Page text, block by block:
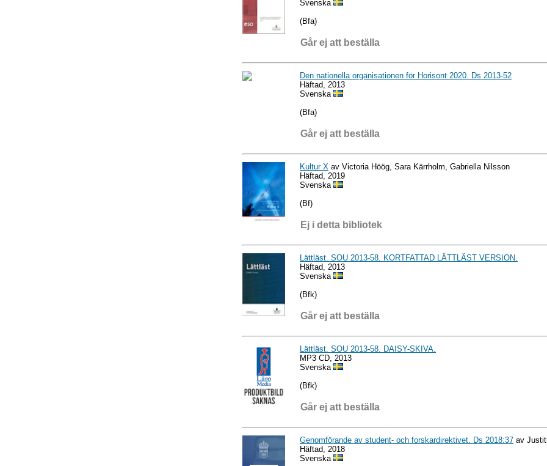
Svenska
(Bfa)
Går ej att beställa
Den nationella organisationen för Horisont 2020. Ds 2013-52
Häftad, 2013
Svenska
(Bfa)
Går ej att beställa
Kultur X av Victoria Höög, Sara Kärrholm, Gabriella Nilsson
Häftad, 2019
Svenska
(Bf)
Ej i detta bibliotek
Lättläst. SOU 2013-58. KORTFATTAD LÄTTLÄST VERSION.
Häftad, 2013
Svenska
(Bfk)
Går ej att beställa
Lättläst. SOU 2013-58. DAISY-SKIVA.
MP3 CD, 2013
Svenska
(Bfk)
Går ej att beställa
Genomförande av student- och forskardirektivet. Ds 2018:37 av
Häftad, 2018
Svenska